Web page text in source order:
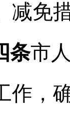
减免
条市
作，